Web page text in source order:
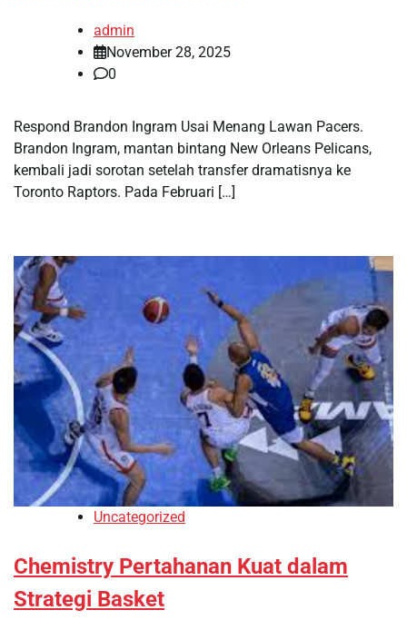
admin
November 28, 2025
0
Respond Brandon Ingram Usai Menang Lawan Pacers.
Brandon Ingram, mantan bintang New Orleans Pelicans,
kembali jadi sorotan setelah transfer dramatisnya ke
Toronto Raptors. Pada Februari […]
Uncategorized
Chemistry Pertahanan Kuat dalam
Strategi Basket